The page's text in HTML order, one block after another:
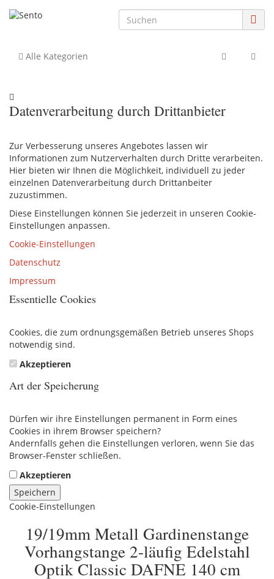
Alle Kategorien
Datenverarbeitung durch Drittanbieter
Zur Verbesserung unseres Angebotes lassen wir
Informationen zum Nutzerverhalten durch Dritte verarbeiten.
Hier bieten wir Ihnen die Möglichkeit, individuell zu jeder
einzelnen Datenverarbeitung durch Drittanbeiter
zuzustimmen.
Diese Einstellungen können Sie jederzeit in unseren Cookie-
Einstellungen anpassen.
Cookie-Einstellungen
Datenschutz
Impressum
Essentielle Cookies
Cookies, die zum ordnungsgemäßen Betrieb unseres Shops
notwendig sind.
Akzeptieren
Art der Speicherung
Dürfen wir ihre Einstellungen permanent in Form eines
Cookies in ihrem Browser speichern?
Andernfalls gehen die Einstellungen verloren, wenn Sie das
Browser-Fenster schließen.
Akzeptieren
Speichern
Cookie-Einstellungen
19/19mm Metall Gardinenstange
Vorhangstange 2-läufig Edelstahl
Optik Classic DAFNE 140 cm